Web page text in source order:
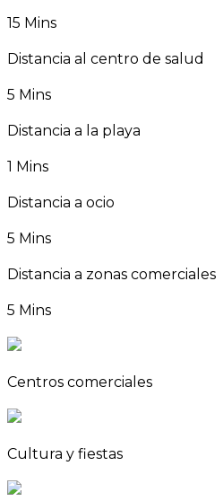
15 Mins
Distancia al centro de salud
5 Mins
Distancia a la playa
1 Mins
Distancia a ocio
5 Mins
Distancia a zonas comerciales
5 Mins
Centros comerciales
Cultura y fiestas